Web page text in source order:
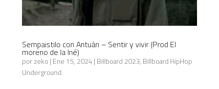
Sempaistilo con Antuán – Sentir y vivir (Prod El
moreno de la Iné)
porzeko|Ene 15, 2024|Billboard 2023,Billboard HipHop
Underground